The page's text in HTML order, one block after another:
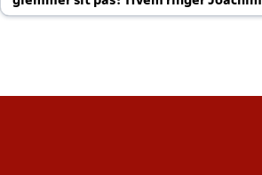
altid til efter kampe?